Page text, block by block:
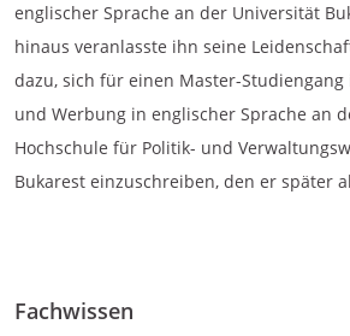
englischer Sprache an der Universität
hinaus veranlasste ihn seine
dazu, sich für einen Master-
und Werbung in englischer Sprache an
Hochschule für Politik- und
Bukarest einzuschreiben, den er später
Fachwissen